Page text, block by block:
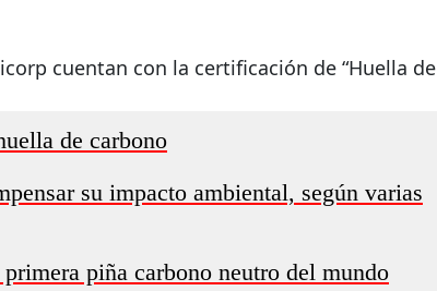
cuentan con la certificación de “Huella de
de carbono
su impacto ambiental, según varias
piña carbono neutro del mundo